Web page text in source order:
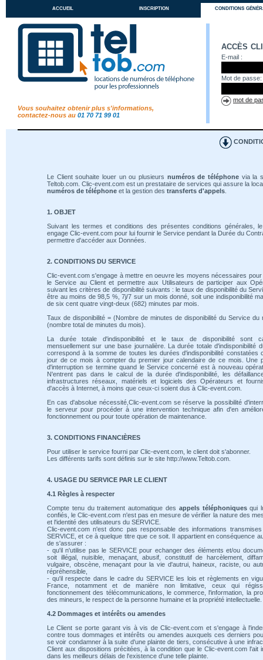
accueil inscription conditions
Vous souhaitez obtenir plus s'informations,
contactez-nous au 01 70 71 99 01
accès
E-mail :
Mot de passe:
mot de
Le Client souhaite louer un ou plusieurs numéros de téléphone via la
Teltob.com. Clic-event.com est un prestataire de services qui assure la
numéros de téléphone et la gestion des transferts d'appels
1. OBJET
Suivant les termes et conditions des présentes conditions générales,
engage Clic-event.com pour lui fournir le Service pendant la Durée du
permettre d'accéder aux Données.
2. CONDITIONS DU SERVICE
Clic-event.com s'engage à mettre en oeuvre les moyens nécessaires pour
le Service au Client et permettre aux Utilisateurs de participer aux
suivant les critères de disponibilité suivants : le taux de disponibilité du
être au moins de 98,5 %, 7j/7 sur un mois donné, soit une indisponibilité
de six cent quatre vingt-deux (682) minutes par mois.
Taux de disponibilité = (Nombre de minutes de disponibilité du Service du
(nombre total de minutes du mois).
La durée totale d'indisponibilité et le taux de disponibilité sont
mensuellement sur une base journalière. La durée totale d'indisponibilité
correspond à la somme de toutes les durées d'indisponibilité constatées
jour de ce mois à compter du premier jour calendaire de ce mois. Une
d'interruption se termine quand le Service concerné est à nouveau
N'entrent pas dans le calcul de la durée d'indisponibilité, les
infrastructures réseaux, matériels et logiciels des Opérateurs et
d'accès à Internet, à moins que ceux-ci soient dus à Clic-event.com.
En cas d'absolue nécessité,Clic-event.com se réserve la possibilité
le serveur pour procéder à une intervention technique afin d'en
fonctionnement ou pour toute opération de maintenance.
3. CONDITIONS FINANCIÈRES
Pour utiliser le service fourni par Clic-event.com, le client doit s'abonner.
Les différents tarifs sont définis sur le site http://www.Teltob.com.
4. USAGE DU SERVICE PAR LE CLIENT
4.1 Règles à respecter
Compte tenu du traitement automatique des appels téléphoniquesqui
confiés, le Clic-event.com n'est pas en mesure de vérifier la nature des
et l'identité des utilisateurs du SERVICE.
Clic-event.com n'est donc pas responsable des informations
SERVICE, et ce à quelque titre que ce soit. Il appartient en conséquence
de s'assurer :
- qu'il n'utilise pas le SERVICE pour echanger des éléments et/ou
soit illégal, nuisible, menaçant, abusif, constitutif de harcèlement,
vulgaire, obscène, menaçant pour la vie d'autrui, haineux, raciste, ou
répréhensible,
- qu'il respecte dans le cadre du SERVICE les lois et règlements en
France, notamment et de manière non limitative, ceux qui
fonctionnement des télécommunications, le commerce, l'information, la
des mineurs, le respect de la personne humaine et la propriété intellectuelle.
4.2 Dommages et intérêts ou amendes
Le Client se porte garant vis à vis de Clic-event.com et s'engage à
contre tous dommages et intérêts ou amendes auxquels ces derniers
se voir condamner à la suite d'une plainte de tiers, consécutive à une
Client aux dispositions précitées, à la condition que le Clic-event.com l'ait
dans les meilleurs délais de l'existence d'une telle plainte.